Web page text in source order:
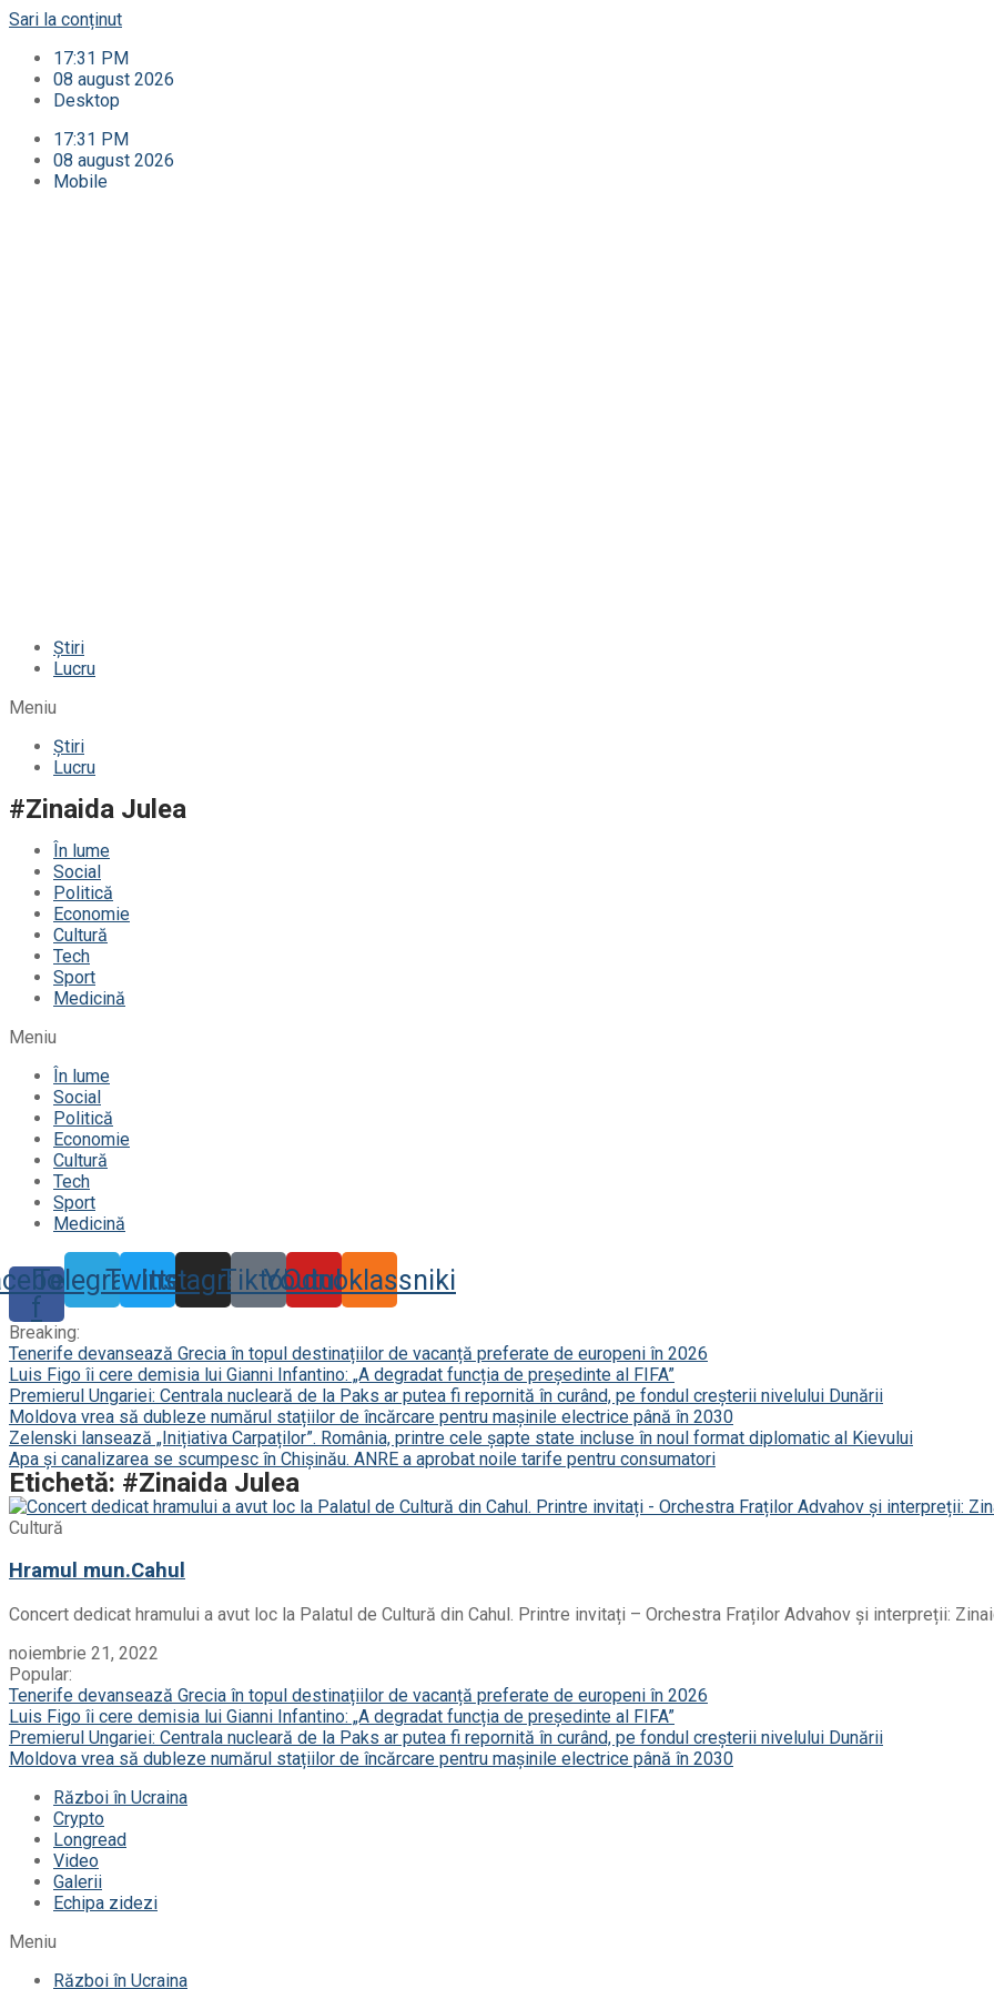
Sari la conținut
17:31 PM
08 august 2026
Desktop
17:31 PM
08 august 2026
Mobile
Știri
Lucru
Meniu
Știri
Lucru
#Zinaida Julea
În lume
Social
Politică
Economie
Cultură
Tech
Sport
Medicină
Meniu
În lume
Social
Politică
Economie
Cultură
Tech
Sport
Medicină
f
TelegramTwitter
Instagram
TiktokYoutube
Odnoklassniki
Breaking:
Tenerife devansează Grecia în topul destinațiilor de vacanță preferate de europeni în 2026
Luis Figo îi cere demisia lui Gianni Infantino: „A degradat funcția de președinte al FIFA”
Premierul Ungariei: Centrala nucleară de la Paks ar putea fi repornită în curând, pe fondul creșterii nivelului Dunării
Moldova vrea să dubleze numărul stațiilor de încărcare pentru mașinile electrice până în 2030
Zelenski lansează „Inițiativa Carpaților”. România, printre cele șapte state incluse în noul format diplomatic al Kievului
Apa și canalizarea se scumpesc în Chișinău. ANRE a aprobat noile tarife pentru consumatori
Etichetă: #Zinaida Julea
Cultură
Hramul mun.Cahul
Concert dedicat hramului a avut loc la Palatul de Cultură din Cahul. Printre invitați – Orchestra Fraților Advahov și interpreții:
noiembrie 21, 2022
Popular:
Tenerife devansează Grecia în topul destinațiilor de vacanță preferate de europeni în 2026
Luis Figo îi cere demisia lui Gianni Infantino: „A degradat funcția de președinte al FIFA”
Premierul Ungariei: Centrala nucleară de la Paks ar putea fi repornită în curând, pe fondul creșterii nivelului Dunării
Moldova vrea să dubleze numărul stațiilor de încărcare pentru mașinile electrice până în 2030
Război în Ucraina
Crypto
Longread
Video
Galerii
Echipa zidezi
Meniu
Război în Ucraina